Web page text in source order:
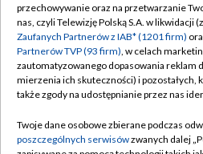
Abonament TVP
Emisja w TVP
Centrum informacji TVP
Naziemna Telewizja Cyfrowa
Rada Programowa
Polityka
Moje
przechowywanie oraz na przetwarzanie
nas, czyli Telewizję Polską S.A. w likwidacji
Zaufanych Partnerów z IAB* (1201 firm)
Partnerów TVP (93 firm), w celach
zautomatyzowanego dopasowania reklam
mierzenia ich skuteczności) i pozostałych,
także zgody na udostępnianie przez nas
Twoje dane osobowe zbierane podczas
poszczególnych serwisówzwanych dalej